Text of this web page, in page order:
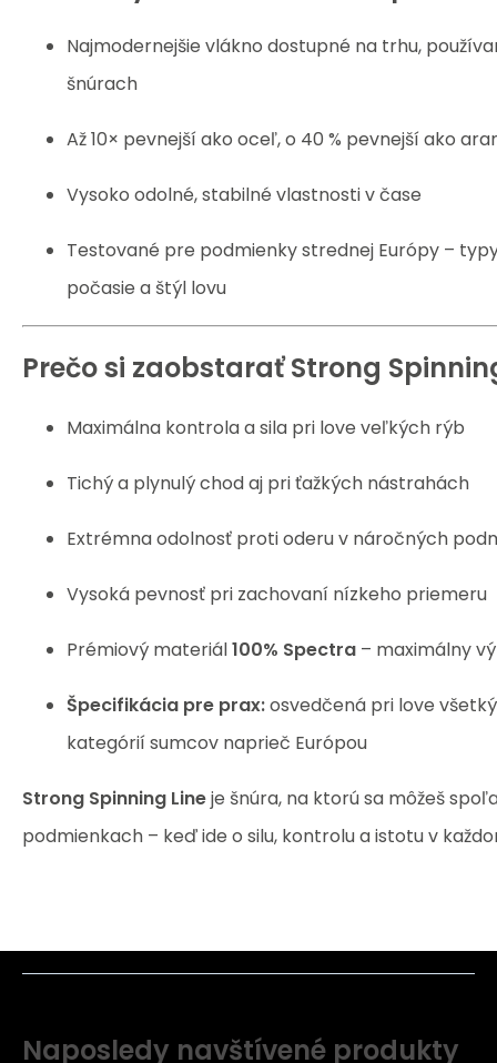
Najmodernejšie vlákno dostupné na trhu,
šnúrach
Až 10× pevnejší ako oceľ, o 40 % pevnejší ako
Vysoko odolné, stabilné vlastnosti v čase
Testované pre podmienky strednej Európy –
počasie a štýl lovu
Prečo si zaobstarať Strong
Maximálna kontrola a sila pri love veľkých rýb
Tichý a plynulý chod aj pri ťažkých nástrahách
Extrémna odolnosť proti oderu v náročných
Vysoká pevnosť pri zachovaní nízkeho priemeru
Prémiový materiál100% Spectra – maximálny
Špecifikácia pre prax:osvedčená pri love
kategórií sumcov naprieč Európou
Strong Spinning Lineje šnúra, na ktorú sa môžeš
podmienkach – keď ide o silu, kontrolu a istotu v
Naposledy navštívené produkty